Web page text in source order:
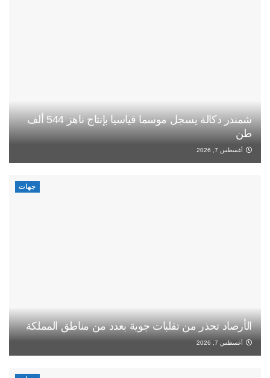
شمندر دكالة يسجل موسما قياسيا بإنتاج ناهز 544 ألف
طن
أغسطس 7, 2026
جهات
الأرصاد تحذر من تقلبات جوية بعدد من مناطق المملكة
أغسطس 7, 2026